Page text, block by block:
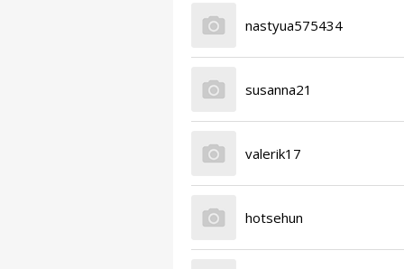
nastyua575434
susanna21
valerik17
hotsehun